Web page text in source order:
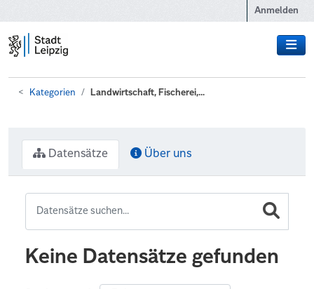
Anmelden
Kategorien Landwirtschaft, Fischerei,...
Datensätze Über uns
Keine Datensätze gefunden